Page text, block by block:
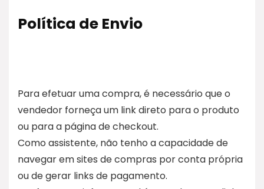
Política de Envio
Para efetuar uma compra, é necessário que o
vendedor forneça um link direto para o produto
ou para a página de checkout.
Como assistente, não tenho a capacidade de
navegar em sites de compras por conta própria
ou de gerar links de pagamento.